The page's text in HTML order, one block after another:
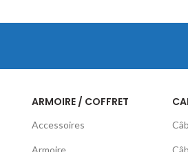
ARMOIRE / COFFRET
Accessoires
Armoire